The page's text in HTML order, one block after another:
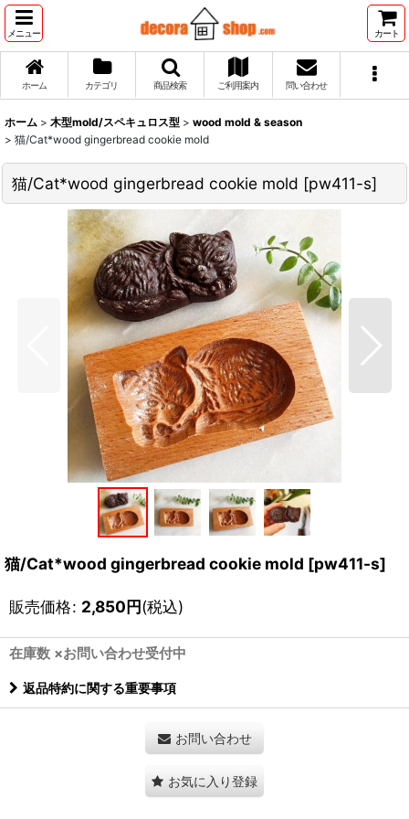
メニュー カート
ホーム カテゴリ 商品検索 ご利用案内 問い合わせ
ホーム > 木型mold/スペキュロス型 > wood mold & season
> 猫/Cat*wood gingerbread cookie mold
猫/Cat*wood gingerbread cookie mold [pw411-s]
猫/Cat*wood gingerbread cookie mold [pw411-s]
販売価格: 2,850円(税込)
在庫数 ×お問い合わせ受付中
返品特約に関する重要事項
お問い合わせ
お気に入り登録